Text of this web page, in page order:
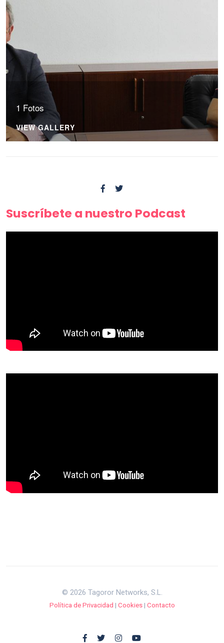
1 Fotos
VIEW GALLERY
Suscríbete a nuestro Podcast
© 2026 Tagoror Networks, S.L.
Política de Privacidad | Cookies| Contacto